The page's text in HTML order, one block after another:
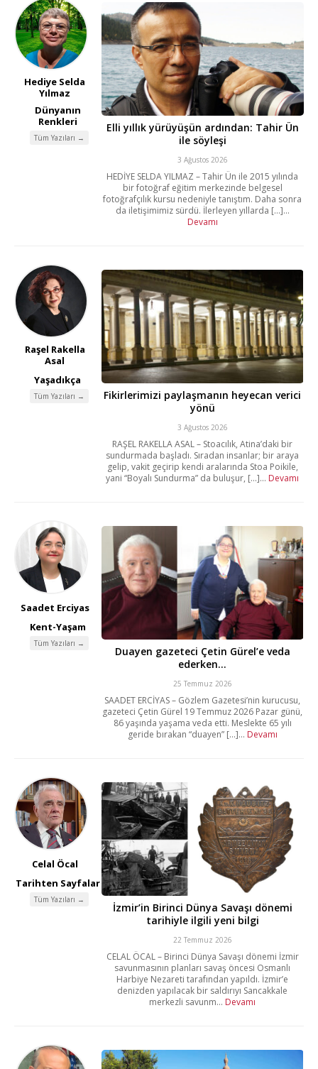
Hediye Selda
Yılmaz
Dünyanın
Renkleri
Tüm Yazıları →
Elli yıllık yürüyüşün ardından: Tahir Ün
ile söyleşi
3 Ağustos 2026
HEDİYE SELDA YILMAZ – Tahir Ün ile 2015 yılında
bir fotoğraf eğitim merkezinde belgesel
fotoğrafçılık kursu nedeniyle tanıştım. Daha sonra
da iletişimimiz sürdü. İlerleyen yıllarda [...]...
Devamı
Raşel Rakella
Asal
Yaşadıkça
Tüm Yazıları →
Fikirlerimizi paylaşmanın heyecan verici
yönü
3 Ağustos 2026
RAŞEL RAKELLA ASAL – Stoacılık, Atina’daki bir
sundurmada başladı. Sıradan insanlar; bir araya
gelip, vakit geçirip kendi aralarında Stoa Poikile,
yani “Boyalı Sundurma” da buluşur, [...]... Devamı
Saadet Erciyas
Kent-Yaşam
Tüm Yazıları →
Duayen gazeteci Çetin Gürel’e veda
ederken…
25 Temmuz 2026
SAADET ERCİYAS – Gözlem Gazetesi’nin kurucusu,
gazeteci Çetin Gürel 19 Temmuz 2026 Pazar günü,
86 yaşında yaşama veda etti. Meslekte 65 yılı
geride bırakan “duayen” [...]... Devamı
Celal Öcal
Tarihten Sayfalar
Tüm Yazıları →
İzmir’in Birinci Dünya Savaşı dönemi
tarihiyle ilgili yeni bilgi
22 Temmuz 2026
CELAL ÖCAL – Birinci Dünya Savaşı dönemi İzmir
savunmasının planları savaş öncesi Osmanlı
Harbiye Nezareti tarafından yapıldı. İzmir’e
denizden yapılacak bir saldırıyı Sancakkale
merkezli savunm... Devamı